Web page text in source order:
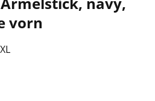
vorn